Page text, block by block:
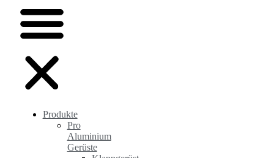
Produkte
Pro
Aluminium
Gerüste